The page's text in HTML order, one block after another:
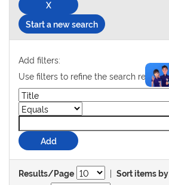
Start a new search
Add filters:
Use filters to refine the search results.
Results/Page | Sort items by